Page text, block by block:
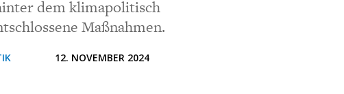
dem klimapolitisch
Maßnahmen.
12. NOVEMBER 2024